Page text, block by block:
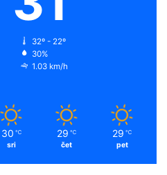
32º - 22º
30%
1.03 km/h
30 ℃
sri
29 ℃
čet
29 ℃
pet